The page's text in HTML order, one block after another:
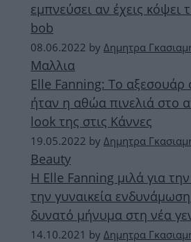
εμπνεύσει αν έχεις κόψει
bob
08.06.2022 by Δημητρα
Μαλλια
Elle Fanning: Το αξεσουάρ
ήταν η αθώα πινελιά στο
look της στις Κάννες
19.05.2022 by Δημητρα
Beauty
H Elle Fanning μιλά για
την γυναικεία
δυνατό μήνυμα στη νέα
14.10.2021 by Δημητρα